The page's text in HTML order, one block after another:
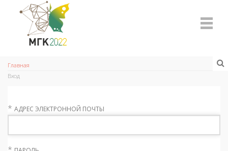
Главная
Вход
* АДРЕС ЭЛЕКТРОННОЙ ПОЧТЫ